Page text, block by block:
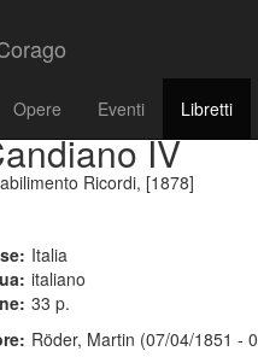
Opere Eventi Libretti
IV
Ricordi, [1878]
Italia
italiano
33 p.
Röder, Martin (07/04/1851 -